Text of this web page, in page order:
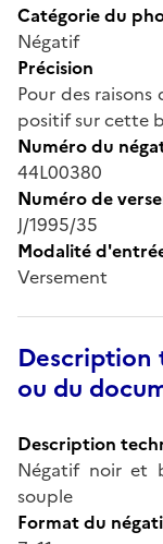
Catégorie du
Négatif
Précision
Pour des
positif sur cette
Numéro du
44L00380
Numéro de
J/1995/35
Modalité
Versement
ou du
Description
Négatif noir et
souple
Format du